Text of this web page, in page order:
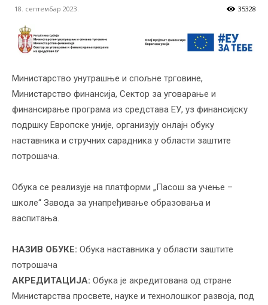
18. септембар 2023. 35328
Министарство унутрашње и спољне трговине,
Министарство финансија, Сектор за уговарање и
финансирање програма из средстава ЕУ, уз финансијску
подршку Европске уније, организују онлајн обуку
наставника и стручних сарадника у области заштите
потрошача.
Обука се реализује на платформи „Пасош за учење –
школе“ Завода за унапређивање образовања и
васпитања.
НАЗИВ ОБУКЕ: Обука наставника у области заштите
потрошача
АКРЕДИТАЦИЈА: Обука је акредитована од стране
Министарства просвете, науке и технолошког развоја, под